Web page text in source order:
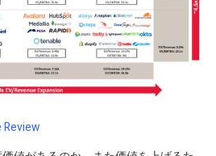
Review